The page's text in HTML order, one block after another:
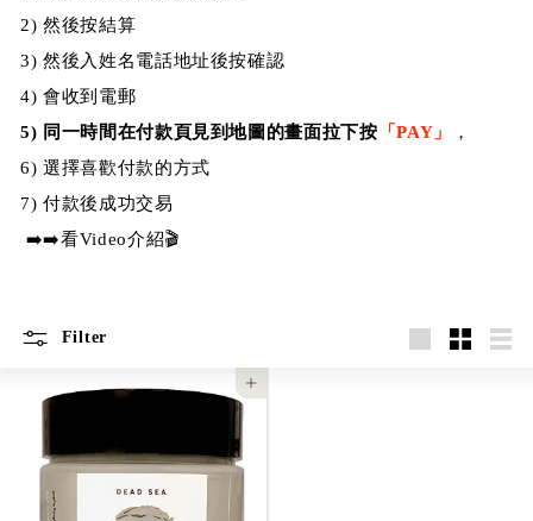
2) 然後按結算
3) 然後入姓名電話地址後按確認
4) 會收到電郵
5) 同一時間在付款頁見到地圖的畫面拉下按 「PAY」
，
6) 選擇喜歡付款的方式
7) 付款後成功交易
➡️➡️看Video介紹🎬
Filter
Add to cart